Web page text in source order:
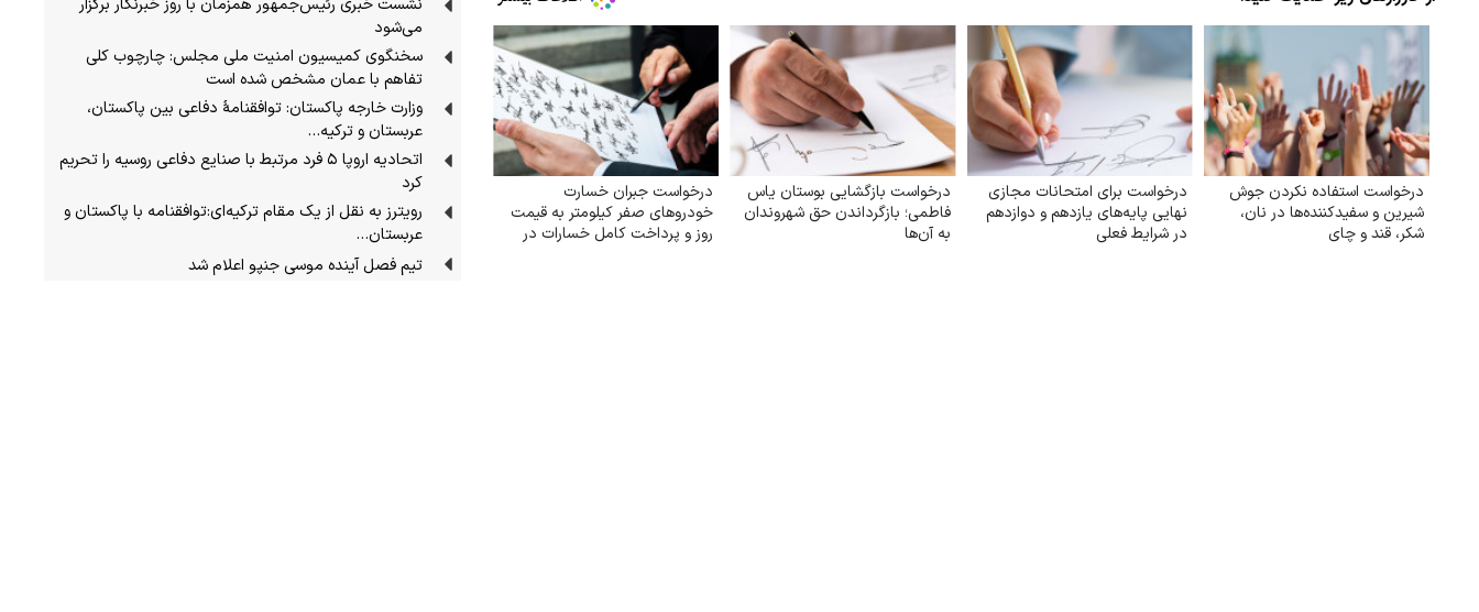
درخواست استفاده نکردن جوش
شیرین و سفیدکننده‌ها در نان،
شکر، قند و چای
درخواست برای امتحانات مجازی
نهایی پایه‌های یازدهم و دوازدهم
در شرایط فعلی
درخواست بازگشایی بوستان یاس
فاطمی؛ بازگرداندن حق شهروندان
به آن‌ها
درخواست جبران خسارت
خودروهای صفر کیلومتر به قیمت
روز و پرداخت کامل خسارات در
می‌شود
سخنگوی کمیسیون امنیت ملی مجلس: چارچوب کلی
تفاهم با عمان مشخص شده است
وزارت خارجه پاکستان: توافقنامهٔ دفاعی بین پاکستان،
عربستان و ترکیه…
اتحادیه اروپا ۵ فرد مرتبط با صنایع دفاعی روسیه را تحریم
کرد
رویترز به نقل از یک مقام ترکیه‌ای:توافقنامه با پاکستان و
عربستان…
تیم فصل آینده موسی جنپو اعلام شد